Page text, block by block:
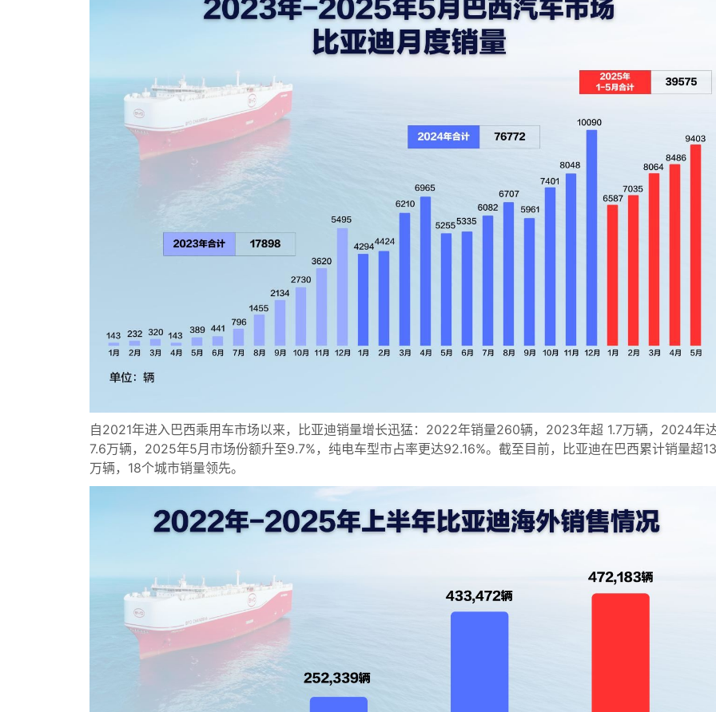
自2021年进入巴西乘用车市场以来，比亚迪销量增长迅猛：2022年销量260辆，2023年超 1.7万辆，2024年
7.6万辆，2025年5月市场份额升至9.7%，纯电车型市占率更达92.16%。截至目前，比亚迪在巴西累计销量超13
万辆，18个城市销量领先。